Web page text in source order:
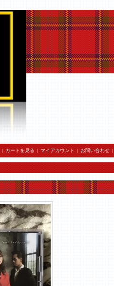
| カートを見る | マイアカウント | お問い合わせ |